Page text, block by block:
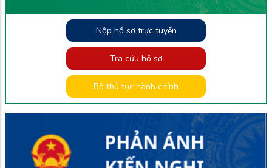
Nộp hồ sơ trực tuyến
Tra cứu hồ sơ
Bộ thủ tục hành chính